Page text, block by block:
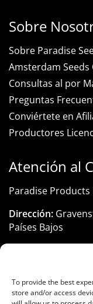
To provide the best
store and/or access
Sobre
Sobre Paradise
Amsterdam Seeds
Consultas al por
Preguntas
Conviértete en
Productores
Atención al
Paradise Products
Dirección:
Países Bajos
Teléfono: +31 206
Email: